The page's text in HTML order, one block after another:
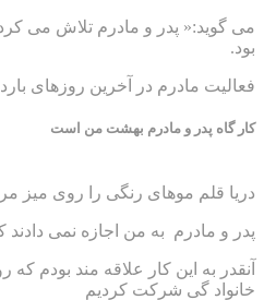
می گوید:« پدر و مادرم تلاش می
بود.
فعالیت مادرم در آخرین روزهای
کار گاه پدر و مادرم بهشت من است
دریا قلم موهای رنگی را روی میز
پدر و مادرم به من اجازه نمی دادند که به کوره نزدیک شوم اما
خانواد گی شرکت کردیم